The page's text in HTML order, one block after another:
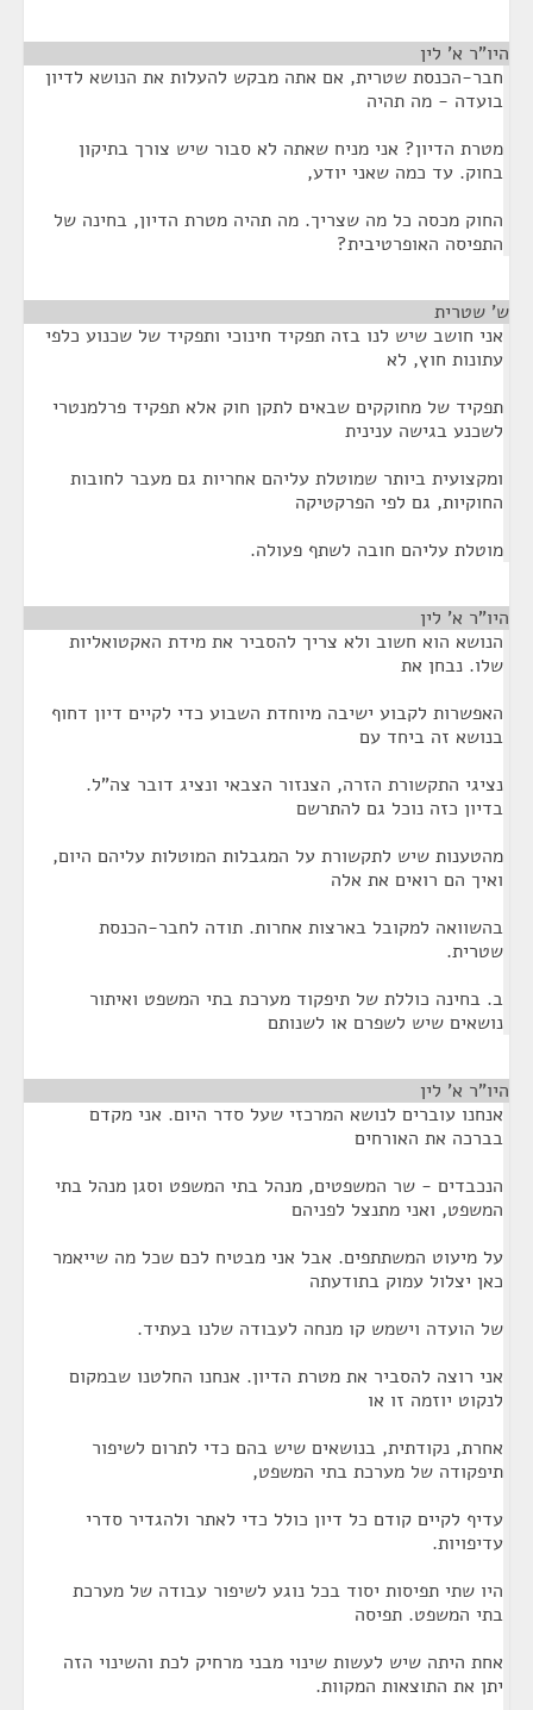
היו"ר א' לין
חבר-הכנסת שטרית, אם אתה מבקש להעלות את הנושא לדיון
בועדה - מה תהיה
מטרת הדיון? אני מניח שאתה לא סבור שיש צורך בתיקון
בחוק. עד כמה שאני יודע,
החוק מכסה כל מה שצריך. מה תהיה מטרת הדיון, בחינה של
התפיסה האופרטיבית?
ש' שטרית
אני חושב שיש לנו בזה תפקיד חינוכי ותפקיד של שכנוע כלפי
עתונות חוץ, לא
תפקיד של מחוקקים שבאים לתקן חוק אלא תפקיד פרלמנטרי
לשכנע בגישה ענינית
ומקצועית ביותר שמוטלת עליהם אחריות גם מעבר לחובות
החוקיות, גם לפי הפרקטיקה
מוטלת עליהם חובה לשתף פעולה.
היו"ר א' לין
הנושא הוא חשוב ולא צריך להסביר את מידת האקטואליות
שלו. נבחן את
האפשרות לקבוע ישיבה מיוחדת השבוע כדי לקיים דיון דחוף
בנושא זה ביחד עם
נציגי התקשורת הזרה, הצנזור הצבאי ונציג דובר צה"ל.
בדיון כזה נוכל גם להתרשם
מהטענות שיש לתקשורת על המגבלות המוטלות עליהם היום,
ואיך הם רואים את אלה
בהשוואה למקובל בארצות אחרות. תודה לחבר-הכנסת
שטרית.
ב. בחינה כוללת של תיפקוד מערכת בתי המשפט ואיתור
נושאים שיש לשפרם או לשנותם
היו"ר א' לין
אנחנו עוברים לנושא המרכזי שעל סדר היום. אני מקדם
בברכה את האורחים
הנכבדים - שר המשפטים, מנהל בתי המשפט וסגן מנהל בתי
המשפט, ואני מתנצל לפניהם
על מיעוט המשתתפים. אבל אני מבטיח לכם שכל מה שייאמר
כאן יצלול עמוק בתודעתה
של הועדה וישמש קו מנחה לעבודה שלנו בעתיד.
אני רוצה להסביר את מטרת הדיון. אנחנו החלטנו שבמקום
לנקוט יוזמה זו או
אחרת, נקודתית, בנושאים שיש בהם כדי לתרום לשיפור
תיפקודה של מערכת בתי המשפט,
עדיף לקיים קודם כל דיון כולל כדי לאתר ולהגדיר סדרי
עדיפויות.
היו שתי תפיסות יסוד בכל נוגע לשיפור עבודה של מערכת
בתי המשפט. תפיסה
אחת היתה שיש לעשות שינוי מבני מרחיק לכת והשינוי הזה
יתן את התוצאות המקוות.